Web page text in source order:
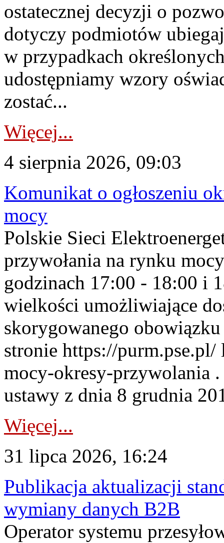
ostatecznej decyzji o
dotyczy podmiotów
w przypadkach
udostępniamy wzory
zostać...
Więcej...
4 sierpnia 2026, 09:03
Komunikat o ogłoszeniu
mocy
Polskie Sieci
przywołania na rynku
godzinach 17:00 - 18:00 i
wielkości umożliwiające
skorygowanego
stronie https://
mocy-okresy-przywolania
ustawy z dnia 8 grudnia
Więcej...
31 lipca 2026, 16:24
Publikacja aktualizacji
wymiany danych B2B
Operator systemu